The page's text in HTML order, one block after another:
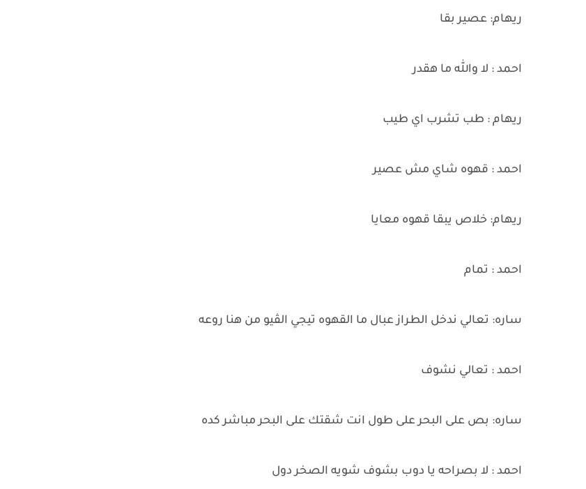
ريهام: عصير بقا
احمد : لا والله ما هقدر
ريهام : طب تشرب اي طيب
احمد : قهوه شاي مش عصير
ريهام: خلاص يبقا قهوه معايا
احمد : تمام
ساره: تعالي ندخل الطراز عبال ما القهوه تيجي الڤيو من هنا روعه
احمد : تعالي نشوف
ساره: بص على البحر على طول انت شقتك على البحر مباشر كده
احمد : لا بصراحه يا دوب بشوف شويه الصخر دول